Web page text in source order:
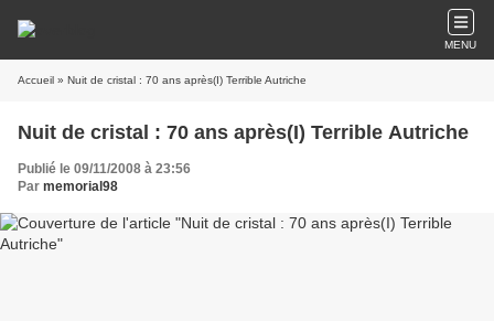
MENU
Accueil » Nuit de cristal : 70 ans après(I) Terrible Autriche
Nuit de cristal : 70 ans après(I) Terrible Autriche
Publié le 09/11/2008 à 23:56
Par memorial98